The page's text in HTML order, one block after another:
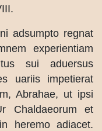
adsumpto regnat
experientiam
sui aduersus
uariis impetierat
Abrahae, ut ipsi
Chaldaeorum et
heremo adiacet.